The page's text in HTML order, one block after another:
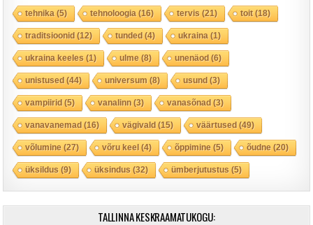
tehnika (5) tehnoloogia (16) tervis (21) toit(18)
traditsioonid(12) tunded(4) ukraina (1)
ukraina keeles (1) ulme (8) unenäod(6)
unistused(44) universum (8) usund(3)
vampiirid(5) vanalinn(3) vanasõnad(3)
vanavanemad(16) vägivald(15) väärtused(49)
võlumine (27) võru keel(4) õppimine (5) õudne (20)
üksildus (9) üksindus (32) ümberjutustus (5)
TALLINNA KESKRAAMATUKOGU: